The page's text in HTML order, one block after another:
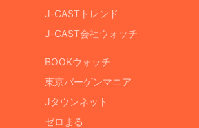
J-CASTトレンド
J-CAST会社ウォッチ
BOOKウォッチ
東京バーゲンマニア
Jタウンネット
ゼロまる